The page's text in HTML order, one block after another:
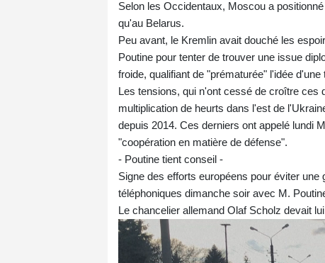
Selon les Occidentaux, Moscou a
qu'au Belarus.
Peu avant, le Kremlin avait douché les
Poutine pour tenter de trouver une issue
froide, qualifiant de "prématurée" l'idée
Les tensions, qui n'ont cessé de croître
multiplication de heurts dans l'est de
depuis 2014. Ces derniers ont appelé lundi
"coopération en matière de défense".
- Poutine tient conseil -
Signe des efforts européens pour éviter
téléphoniques dimanche soir avec M.
Le chancelier allemand Olaf Scholz devait